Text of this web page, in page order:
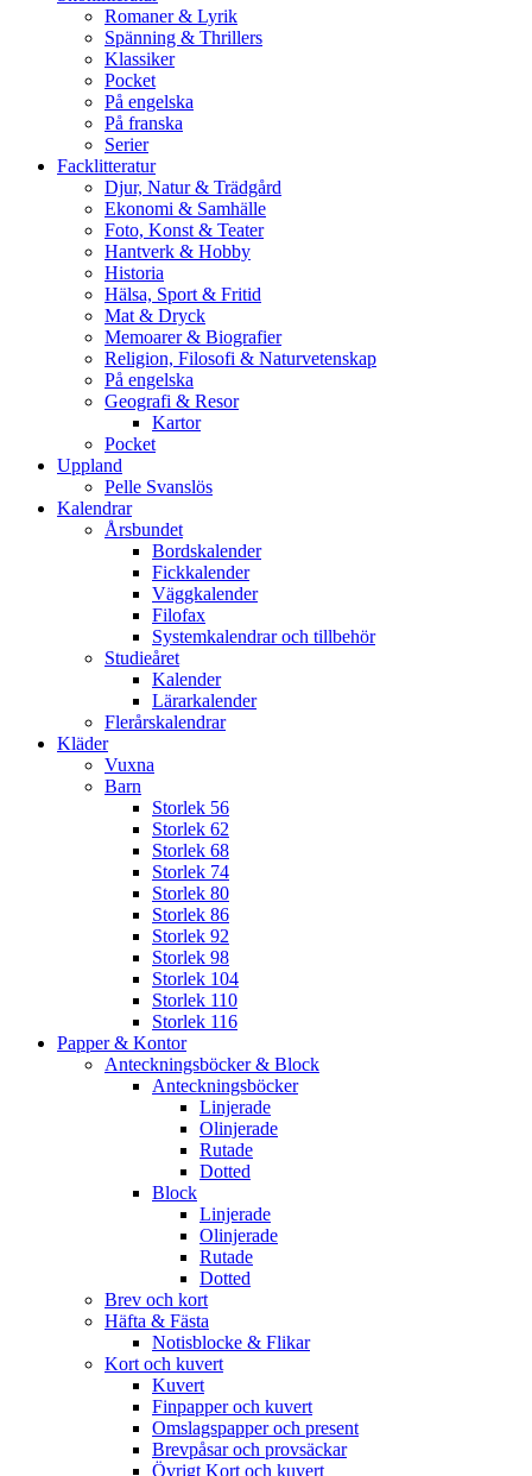
Romaner & Lyrik
Spänning & Thrillers
Klassiker
Pocket
På engelska
På franska
Serier
Facklitteratur
Djur, Natur & Trädgård
Ekonomi & Samhälle
Foto, Konst & Teater
Hantverk & Hobby
Historia
Hälsa, Sport & Fritid
Mat & Dryck
Memoarer & Biografier
Religion, Filosofi & Naturvetenskap
På engelska
Geografi & Resor
Kartor
Pocket
Uppland
Pelle Svanslös
Kalendrar
Årsbundet
Bordskalender
Fickkalender
Väggkalender
Filofax
Systemkalendrar och tillbehör
Studieåret
Kalender
Lärarkalender
Flerårskalendrar
Kläder
Vuxna
Barn
Storlek 56
Storlek 62
Storlek 68
Storlek 74
Storlek 80
Storlek 86
Storlek 92
Storlek 98
Storlek 104
Storlek 110
Storlek 116
Papper & Kontor
Anteckningsböcker & Block
Anteckningsböcker
Linjerade
Olinjerade
Rutade
Dotted
Block
Linjerade
Olinjerade
Rutade
Dotted
Brev och kort
Häfta & Fästa
Notisblocke & Flikar
Kort och kuvert
Kuvert
Finpapper och kuvert
Omslagspapper och present
Brevpåsar och provsäckar
Övrigt Kort och kuvert